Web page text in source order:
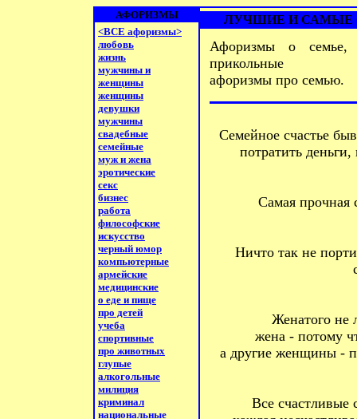
АФОРИЗМЫ
<ВСЕ афоризмы>
любовь
жизнь
мужчины и
женщины
женщины
девушки
мужчины
свадебные
семейные
муж и жена
эротические
секс
бизнес
работа
философские
искусство
черный юмор
компьютерные
армейские
медицинские
о еде и пище
про детей
учеба
спортивные
про животных
глупые
алкогольные
милиция
криминал
национальные
ЛУЧШИЕ И САМЫЕ
Афоризмы о семье,
прикольные
афоризмы про семью.
Семейное счастье
потратить
Самая прочная
Hичто так не
Женатого не
жена - потому
а другие женщины -
Все счастливые